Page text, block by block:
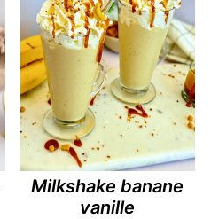
Milkshake banane
vanille